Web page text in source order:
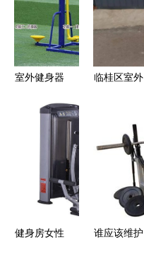
DC251太极
轮助力老年
健康
室外健身器
购指南 双
两联单杠图
片解析
临桂区室外
健身知多点
健身房女性
谁应该维护